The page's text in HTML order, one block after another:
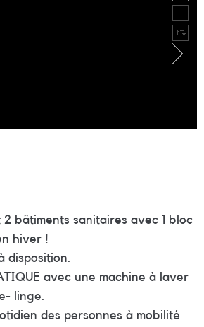
bâtiments sanitaires avec 1 bloc
hiver !
disposition.
avec une machine à laver
linge.
des personnes à mobilité